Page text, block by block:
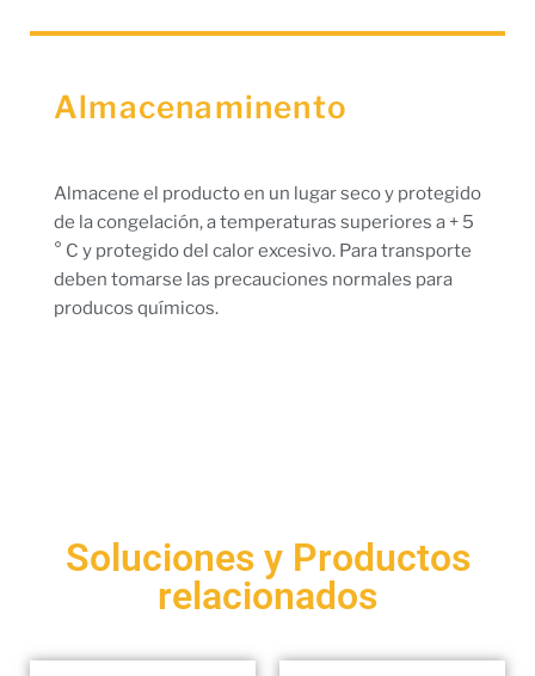
Almacenaminento
Almacene el producto en un lugar seco y protegido
de la congelación, a temperaturas superiores a + 5
° C y protegido del calor excesivo. Para transporte
deben tomarse las precauciones normales para
producos químicos.
Soluciones y Productos
relacionados